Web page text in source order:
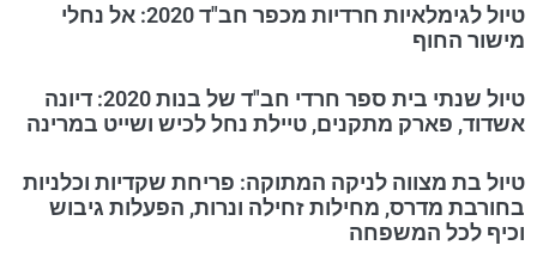
טיול לגימלאיות חרדיות מכפר חב"ד 2020: אל נחלי
מישור החוף
טיול שנתי בית ספר חרדי חב"ד של בנות 2020: דיונה
אשדוד, פארק מתקנים, טיילת נחל לכיש ושייט במרינה
טיול בת מצווה לניקה המתוקה: פריחת שקדיות וכלניות
בחורבת מדרס, מחילות זחילה ונרות, הפעלות גיבוש
וכיף לכל המשפחה